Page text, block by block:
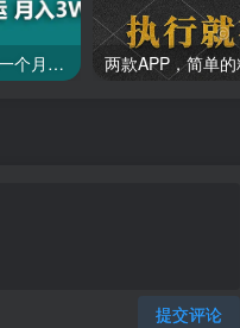
多多视频带货，纯搬运一个月搞了5w佣金，小白也能操作
提交评论